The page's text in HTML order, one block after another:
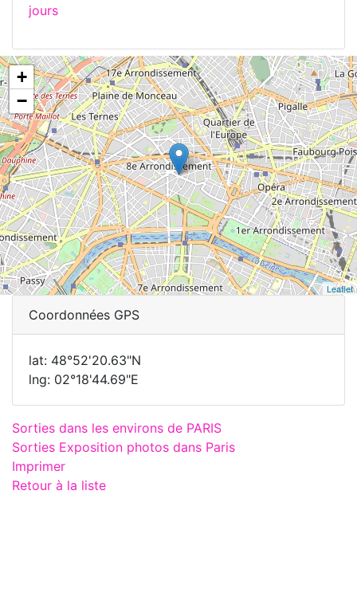
jours
+
−
Leaflet
Coordonnées GPS
lat: 48°52'20.63"N
lng: 02°18'44.69"E
Sorties dans les environs de PARIS
Sorties Exposition photos dans Paris
Imprimer
Retour à la liste